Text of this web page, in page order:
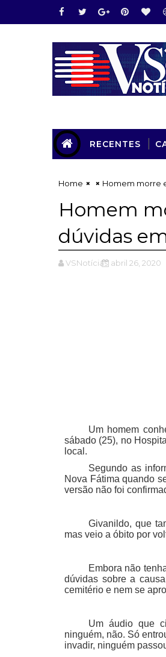
RECENTES
Home Homem morre
Homem
dúvidas
VSNotícias abril 26, 2020
Um homem
sábado (25), no
local.
Segundo as
Nova Fátima quando
versão não foi
Givanildo, que
mas veio a óbito por
Embora não
dúvidas sobre a
cemitério e nem se
Um áudio que
ninguém, não. Só
invadir, ninguém